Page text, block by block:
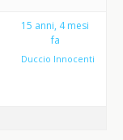
15 anni, 4 mesi
fa
Duccio Innocenti